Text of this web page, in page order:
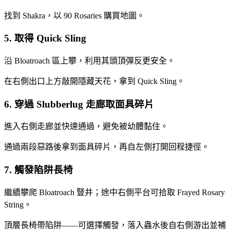
找到 Shakra，以 90 Rosaries 購買地圖。
5. 取得 Quick Sling
沿 Bloatroach 區上攀，利用其頭頂彈反更安全。
在右側出口上方敲開隱藏天花，拿到 Quick Sling。
6. 穿過 Slubberlug 走廊取面具碎片
進入右側走廊並快速通過，避免被幼體黏住。
通過兩段惡路後拿到面具碎片，再自左側打開回程捷徑。
7. 觸發陷阱長椅
繼續攀爬 Bloatroach 豎井；途中右側平台可拾取 Frayed Rosary
String。
頂層長椅帶陷阱——可選擇觸發，落入蟲水後自右側游出並補